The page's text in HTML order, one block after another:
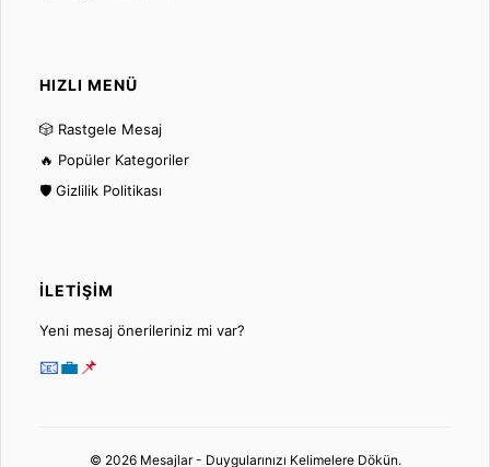
HIZLI MENÜ
🎲 Rastgele Mesaj
🔥 Popüler Kategoriler
🛡️ Gizlilik Politikası
İLETIŞIM
Yeni mesaj önerileriniz mi var?
📧💼📌
© 2026 Mesajlar - Duygularınızı Kelimelere Dökün.